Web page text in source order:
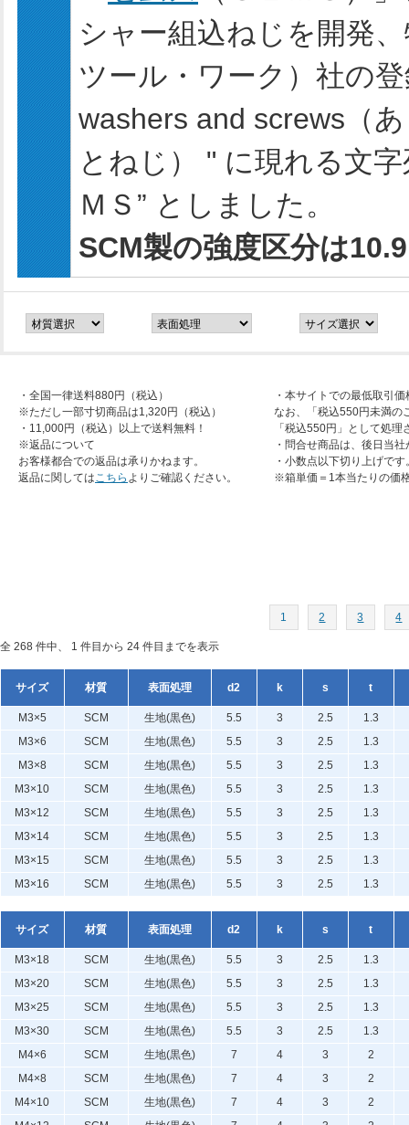
シャー組込ねじを開発
ツール・ワーク）社の
washers and screws（
とねじ） " に現れる文字
ＭＳ” としました。
SCM製の強度区分は
・全国一律送料880円（税込）
※ただし一部寸切商品は1,320円（税込）
・11,000円（税込）以上で送料無料！
※返品について
お客様都合での返品は承りかねます。
返品に関してはこちら よりご確認ください。
・本サイトでの最低取引
なお、「税込550円未満の
「税込550円」として処
・問合せ商品は、後日当
・小数点以下切り上げです
※箱単価＝1本当たりの価
1 2 3 4
全 268 件中、 1 件目から 24 件目までを表示
サイズ 材質 表面処理 d2 k s t
M3×5 SCM 生地(黒色) 5.5 3 2.5
1.3
M3×6
SCM 生地(黒色) 5.5 3 2.5
1.3
M3×8
SCM 生地(黒色) 5.5 3 2.5
1.3
M3×10
SCM 生地(黒色) 5.5 3 2.5
1.3
M3×12
SCM 生地(黒色) 5.5 3 2.5
1.3
M3×14
SCM 生地(黒色) 5.5 3 2.5
1.3
M3×15
SCM 生地(黒色) 5.5 3 2.5
1.3
M3×16
SCM 生地(黒色) 5.5 3 2.5 1.3
サイズ 材質 表面処理 d2 k s t
M3×18 SCM 生地(黒色) 5.5 3 2.5
1.3
M3×20
SCM 生地(黒色) 5.5 3 2.5
1.3
M3×25
SCM 生地(黒色) 5.5 3 2.5
1.3
M3×30
SCM 生地(黒色) 5.5 3 2.5
1.3
M4×6
SCM 生地(黒色) 7 4 3
2
M4×8
SCM 生地(黒色) 7 4 3
2
M4×10
SCM 生地(黒色) 7 4 3
2